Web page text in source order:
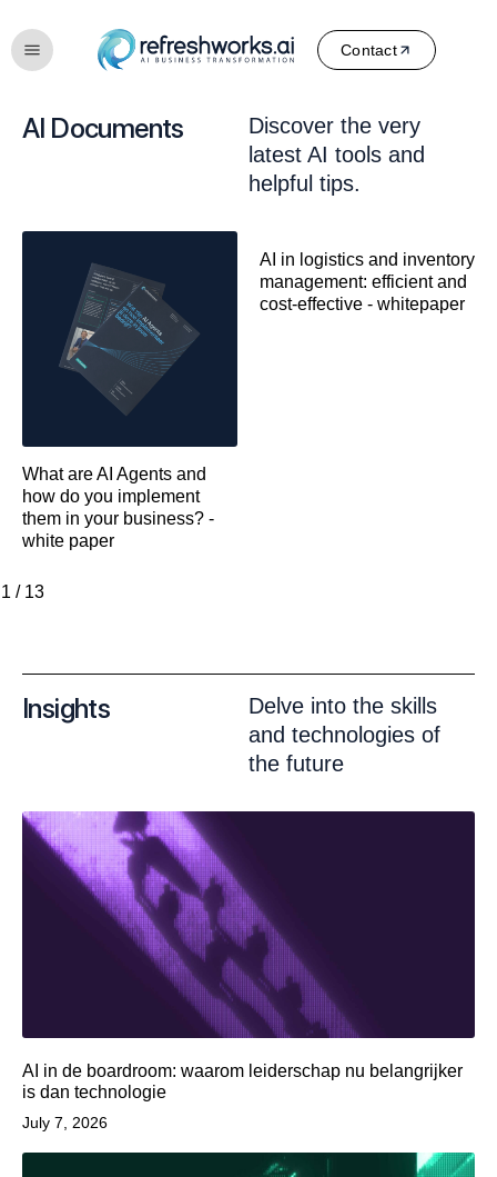
Contact
AI Documents
Discover the very
latest AI tools and
helpful tips.
What are AI Agents and
how do you implement
them in your business? -
white paper
AI in logistics and inventory
management: efficient and
cost-effective - whitepaper
1 / 13
Insights
Delve into the skills
and technologies of
the future
AI in de boardroom: waarom leiderschap nu belangrijker
is dan technologie
July 7, 2026